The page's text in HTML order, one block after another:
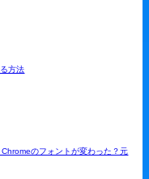
方法
のフォントが変わった？元